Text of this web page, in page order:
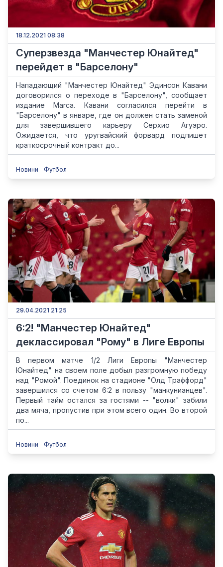
18.12.2021 08:38
Суперзвезда "Манчестер Юнайтед"
перейдет в "Барселону"
Нападающий "Манчестер Юнайтед" Эдинсон Кавани
договорился о переходе в "Барселону", сообщает
издание Marca. Кавани согласился перейти в
"Барселону" в январе, где он должен стать заменой
для завершившего карьеру Серхио Агуэро.
Ожидается, что уругвайский форвард подпишет
краткосрочный контракт до...
Новини Футбол
29.04.2021 21:25
6:2! "Манчестер Юнайтед"
деклассировал "Рому" в Лиге Европы
В первом матче 1/2 Лиги Европы "Манчестер
Юнайтед" на своем поле добыл разгромную победу
над "Ромой". Поединок на стадионе "Олд Траффорд"
завершился со счетом 6:2 в пользу "манкунианцев".
Первый тайм остался за гостями -- "волки" забили
два мяча, пропустив при этом всего один. Во второй
по...
Новини Футбол